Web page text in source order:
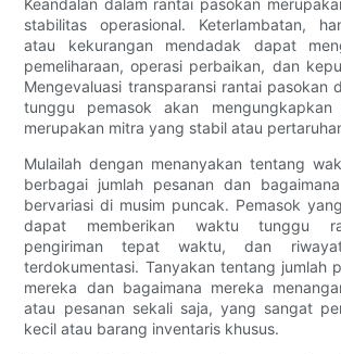
Keandalan dalam rantai pasokan
stabilitas operasional. Keterlambatan,
atau kekurangan mendadak dapat
pemeliharaan, operasi perbaikan, dan
Mengevaluasi transparansi rantai pasokan
tunggu pemasok akan mengungkapkan
merupakan mitra yang stabil atau
Mulailah dengan menanyakan tentang
berbagai jumlah pesanan dan
bervariasi di musim puncak. Pemasok
dapat memberikan waktu tunggu
pengiriman tepat waktu, dan
terdokumentasi. Tanyakan tentang jumlah
mereka dan bagaimana mereka
atau pesanan sekali saja, yang sangat
kecil atau barang inventaris khusus.